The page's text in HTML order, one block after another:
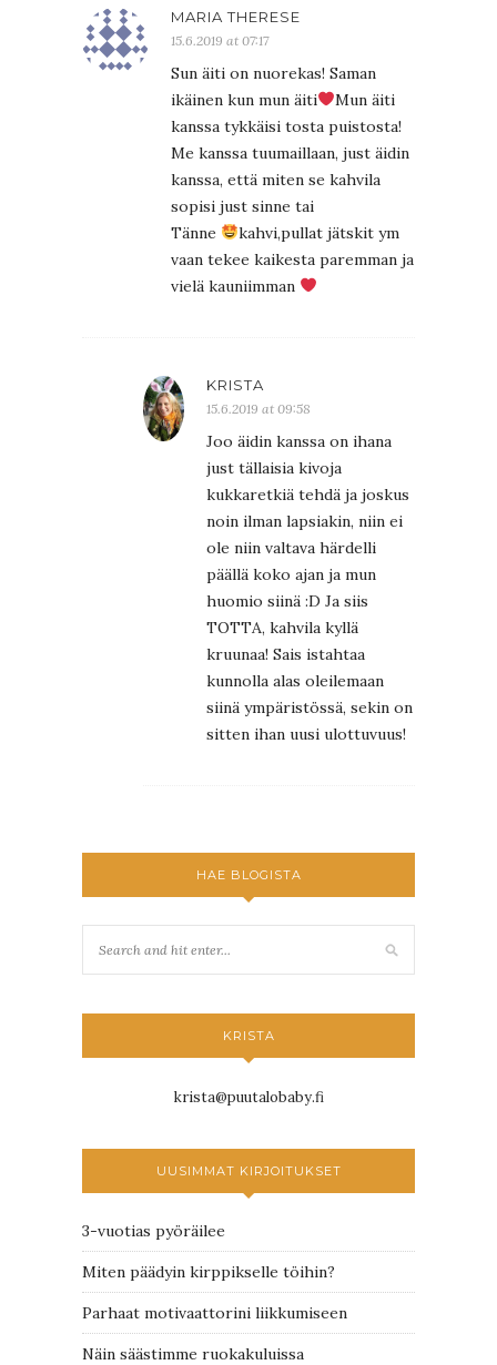
MARIA THERESE
15.6.2019 at 07:17
Sun äiti on nuorekas! Saman
ikäinen kun mun äiti
Mun äiti
kanssa tykkäisi tosta puistosta!
Me kanssa tuumaillaan, just äidin
kanssa, että miten se kahvila
sopisi just sinne tai
Tänne
kahvi,pullat jätskit ym
vaan tekee kaikesta paremman ja
vielä kauniimman
KRISTA
15.6.2019 at 09:58
Joo äidin kanssa on ihana
just tällaisia kivoja
kukkaretkiä tehdä ja joskus
noin ilman lapsiakin, niin ei
ole niin valtava härdelli
päällä koko ajan ja mun
huomio siinä :D Ja siis
TOTTA, kahvila kyllä
kruunaa! Sais istahtaa
kunnolla alas oleilemaan
siinä ympäristössä, sekin on
sitten ihan uusi ulottuvuus!
HAE BLOGISTA
KRISTA
krista@puutalobaby.fi
UUSIMMAT KIRJOITUKSET
3-vuotias pyöräilee
Miten päädyin kirppikselle töihin?
Parhaat motivaattorini liikkumiseen
Näin säästimme ruokakuluissa